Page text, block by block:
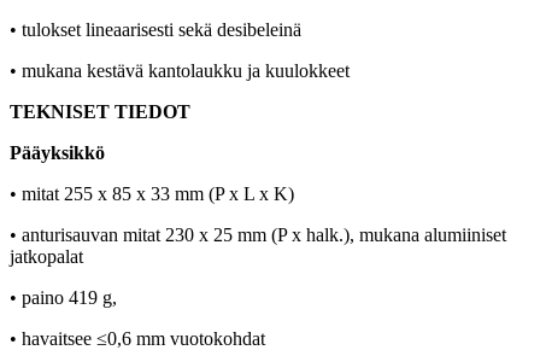
• tulokset lineaarisesti sekä desibeleinä
• mukana kestävä kantolaukku ja kuulokkeet
TEKNISET TIEDOT
Pääyksikkö
• mitat 255 x 85 x 33 mm (P x L x K)
• anturisauvan mitat 230 x 25 mm (P x halk.), mukana alumiiniset
jatkopalat
• paino 419 g,
• havaitsee ≤0,6 mm vuotokohdat